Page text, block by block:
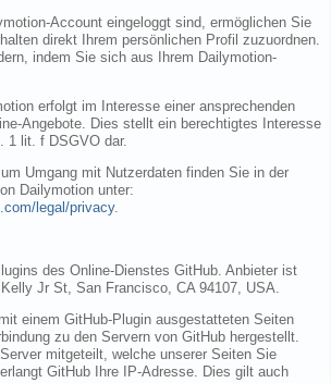
Account eingeloggt sind, ermöglichen Sie
direkt Ihrem persönlichen Profil zuzuordnen.
indem Sie sich aus Ihrem Dailymotion-
erfolgt im Interesse einer ansprechenden
Angebote. Dies stellt ein berechtigtes Interesse
1 lit. f DSGVO dar.
Umgang mit Nutzerdaten finden Sie in der
Dailymotion unter:
legal/privacy.
des Online-Dienstes GitHub. Anbieter ist
Jr St, San Francisco, CA 94107, USA.
einem GitHub-Plugin ausgestatteten Seiten
zu den Servern von GitHub hergestellt.
mitgeteilt, welche unserer Seiten Sie
GitHub Ihre IP-Adresse. Dies gilt auch